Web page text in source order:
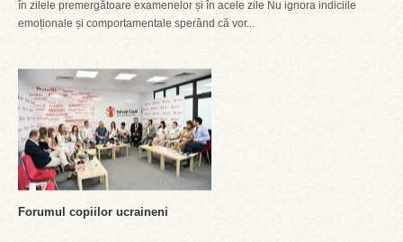
în zilele premergătoare examenelor și în acele zile Nu ignora indiciile
emoționale și comportamentale sperând că vor...
Forumul copiilor ucraineni